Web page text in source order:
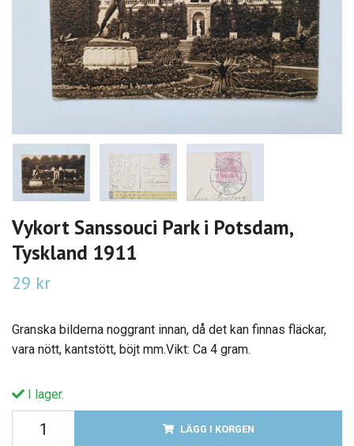
Vykort Sanssouci Park i Potsdam,
Tyskland 1911
29 kr
Granska bilderna noggrant innan, då det kan finnas fläckar,
vara nött, kantstött, böjt mm.Vikt: Ca 4 gram.
I lager.
LÄGG I KORGEN